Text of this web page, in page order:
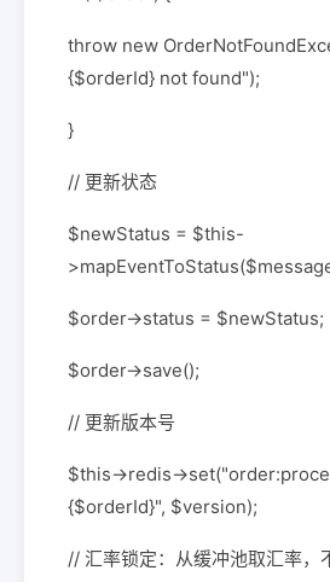
throw new
{$orderId} not found");
}
// 更新状态
$newStatus = $this-
$order->status = $newStatus;
$order->save();
// 更新版本号
$this->redis-
{$orderId}", $version);
// 汇率锁定：从缓冲池取汇率，